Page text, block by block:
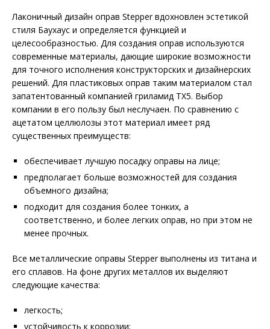
Лаконичный дизайн оправ Stepper вдохновлен эстетикой
стиля Баухаус и определяется функцией и
целесообразностью. Для создания оправ используются
современные материалы, дающие широкие возможности
для точного исполнения конструкторских и дизайнерских
решений. Для пластиковых оправ таким материалом стал
запатентованный компанией гриламид TX5. Выбор
компании в его пользу был неслучаен. По сравнению с
ацетатом целлюлозы этот материал имеет ряд
существенных преимуществ:
обеспечивает лучшую посадку оправы на лице;
предполагает больше возможностей для создания
объемного дизайна;
подходит для создания более тонких, а
соответственно, и более легких оправ, но при этом не
менее прочных.
Все металлические оправы Stepper выполнены из титана и
его сплавов. На фоне других металлов их выделяют
следующие качества:
легкость;
устойчивость к коррозии;